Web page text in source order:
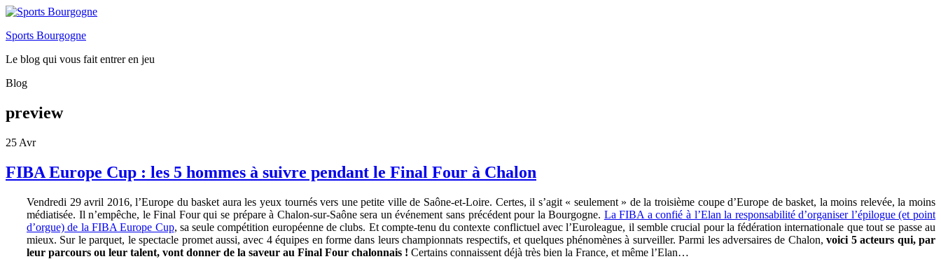
Sports Bourgogne
Le blog qui vous fait entrer en jeu
Blog
preview
25 Avr
FIBA Europe Cup : les 5 hommes à suivre pendant le Final Four à Chalon
Vendredi 29 avril 2016, l’Europe du basket aura les yeux tournés vers une petite ville de Saône-et-Loire. Certes, il s’agit « seulement » de la troisième coupe d’Europe de basket, la moins relevée, la moins
médiatisée. Il n’empêche, le Final Four qui se prépare à Chalon-sur-Saône sera un événement sans précédent pour la Bourgogne. La FIBA a confié à l’Elan la responsabilité d’organiser l’épilogue (et point
d’orgue) de la FIBA Europe Cup, sa seule compétition européenne de clubs. Et compte-tenu du contexte conflictuel avec l’Euroleague, il semble crucial pour la fédération internationale que tout se passe au
mieux. Sur le parquet, le spectacle promet aussi, avec 4 équipes en forme dans leurs championnats respectifs, et quelques phénomènes à surveiller. Parmi les adversaires de Chalon,voici 5 acteurs qui, par
leur parcours ou leur talent, vont donner de la saveur au Final Four chalonnais ! Certains connaissent déjà très bien la France, et même l’Elan…